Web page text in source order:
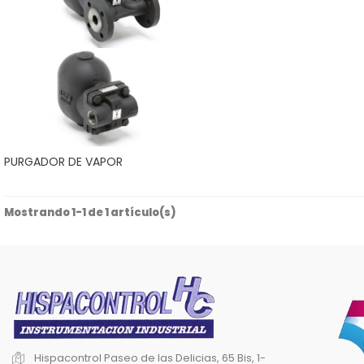
PURGADOR DE VAPOR
Mostrando 1-1 de 1 artículo(s)
Hispacontrol Paseo de las Delicias, 65 Bis, 1-